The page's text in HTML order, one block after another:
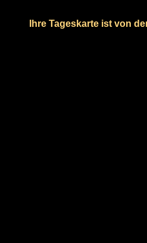
Ihre Tageskarte ist von